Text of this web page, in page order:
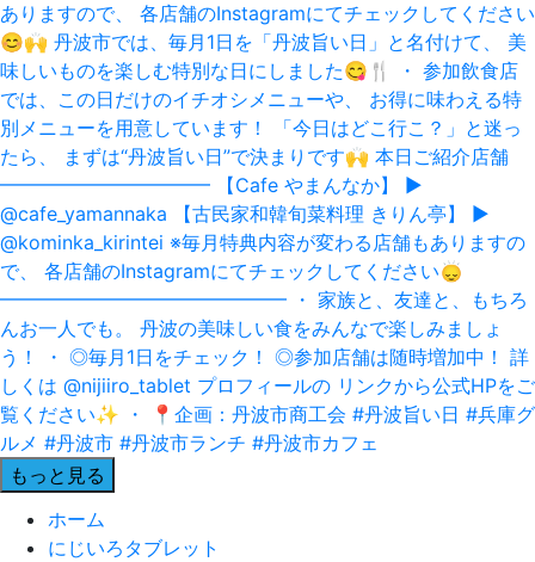
もっと見る
ホーム
にじいろタブレット